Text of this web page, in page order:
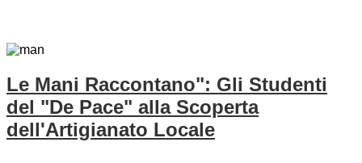
Le Mani Raccontano": Gli Studenti
del "De Pace" alla Scoperta
dell'Artigianato Locale